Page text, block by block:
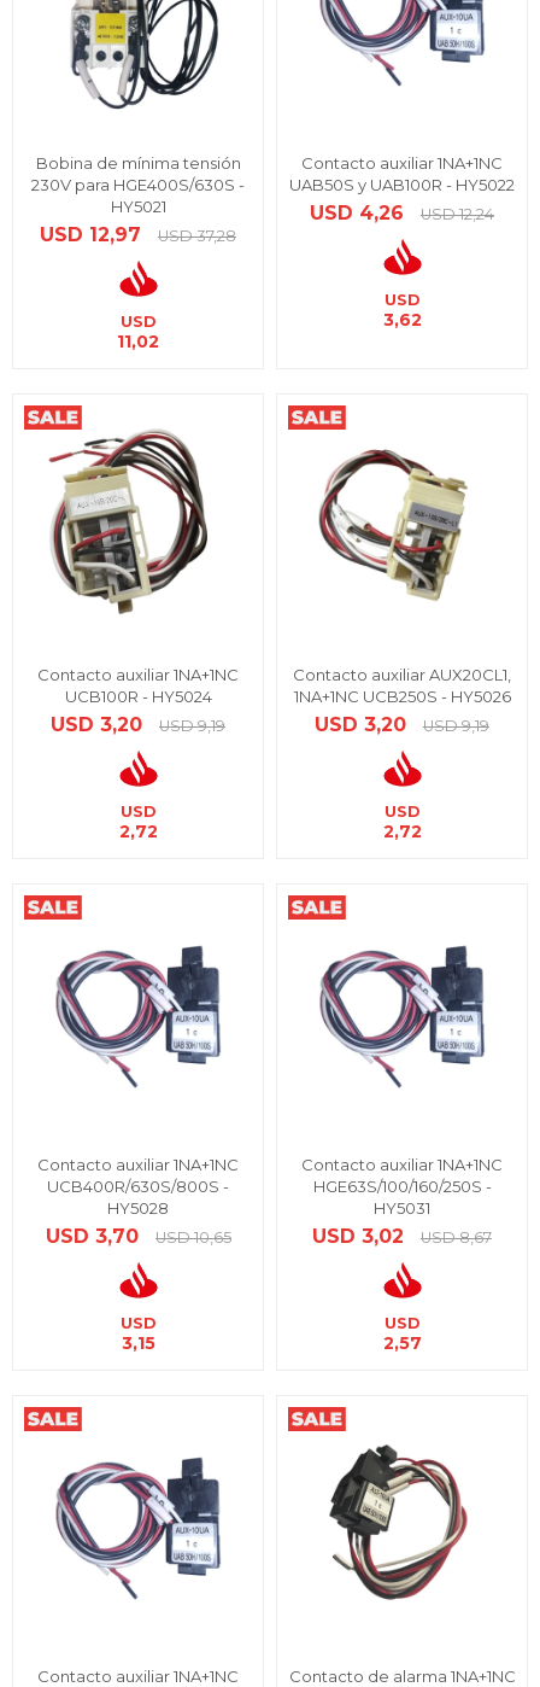
Bobina de mínima tensión
230V para HGE400S/630S -
HY5021
USD 12,97 USD 37,28
USD
11,02
Contacto auxiliar 1NA+1NC
UAB50S y UAB100R - HY5022
USD 4,26 USD 12,24
USD
3,62
Contacto auxiliar 1NA+1NC
UCB100R - HY5024
USD 3,20 USD 9,19
USD
2,72
Contacto auxiliar AUX20CL1,
1NA+1NC UCB250S - HY5026
USD 3,20 USD 9,19
USD
2,72
Contacto auxiliar 1NA+1NC
UCB400R/630S/800S -
HY5028
USD 3,70 USD 10,65
USD
3,15
Contacto auxiliar 1NA+1NC
HGE63S/100/160/250S -
HY5031
USD 3,02 USD 8,67
USD
2,57
Contacto auxiliar 1NA+1NC
Contacto de alarma 1NA+1NC